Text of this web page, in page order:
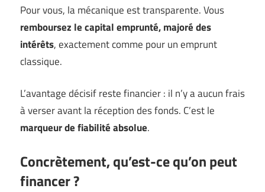
Pour vous, la mécanique est transparente. Vous
remboursez le capital emprunté, majoré des
intérêts, exactement comme pour un emprunt
classique.
L’avantage décisif reste financier : il n’y a aucun frais
à verser avant la réception des fonds. C’est le
marqueur de fiabilité absolue.
Concrètement, qu’est-ce qu’on peut
financer ?